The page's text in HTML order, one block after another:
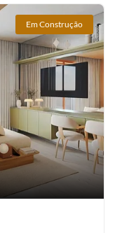
Em Construção